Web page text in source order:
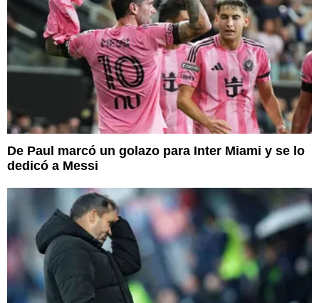
De Paul marcó un golazo para Inter Miami y se lo
dedicó a Messi